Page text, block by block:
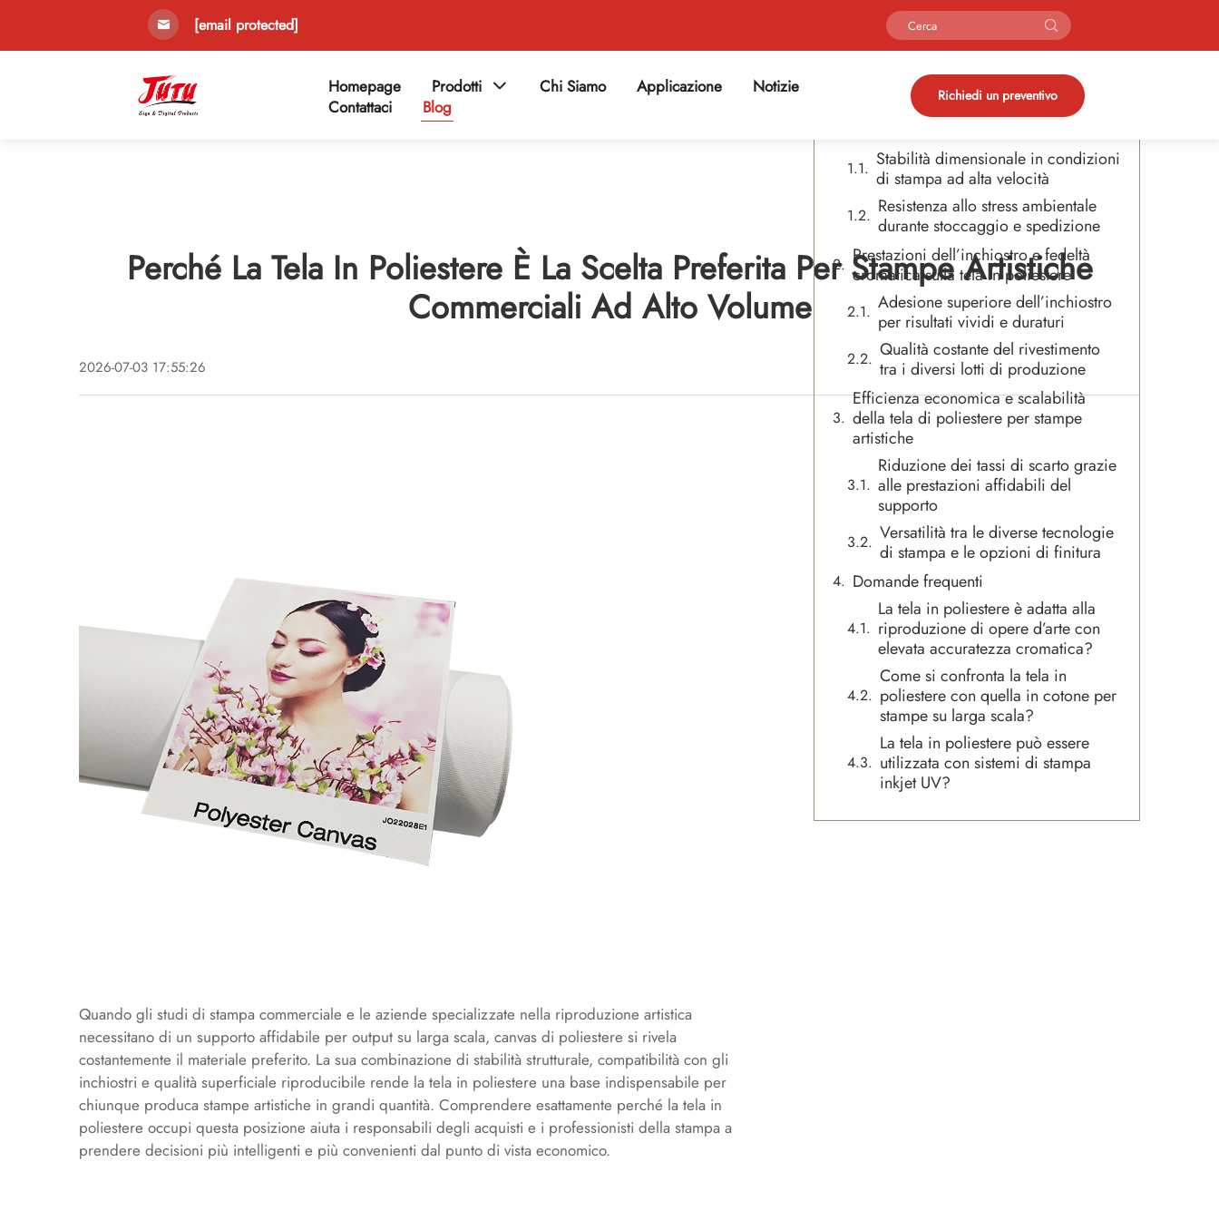
[email protected]
Homepage Prodotti Chi Siamo Applicazione
Notizie
Contattaci
Blog
Richiedi un preventivo
Perché La Tela In Poliestere È La Scelta Preferita Per Stampe Artistiche
Commerciali Ad Alto Volume
2026-07-03 17:55:26
Quando gli studi di stampa commerciale e le aziende specializzate nella riproduzione artistica
necessitano di un supporto affidabile per output su larga scala, canvas di poliestere si rivela
costantemente il materiale preferito. La sua combinazione di stabilità strutturale, compatibilità con gli
inchiostri e qualità superficiale riproducibile rende la tela in poliestere una base indispensabile per
chiunque produca stampe artistiche in grandi quantità. Comprendere esattamente perché la tela in
poliestere occupi questa posizione aiuta i responsabili degli acquisti e i professionisti della stampa a
prendere decisioni più intelligenti e più convenienti dal punto di vista economico.
Sommario
I vantaggi strutturali della tela in
poliestere nella produzione
Stabilità dimensionale in condizioni
di stampa ad alta velocità
Resistenza allo stress ambientale
durante stoccaggio e spedizione
Prestazioni dell’inchiostro e fedeltà
cromatica sulla tela in poliestere
Adesione superiore dell’inchiostro
per risultati vividi e duraturi
Qualità costante del rivestimento
tra i diversi lotti di produzione
Efficienza economica e scalabilità
della tela di poliestere per stampe
artistiche
Riduzione dei tassi di scarto grazie
alle prestazioni affidabili del
supporto
Versatilità tra le diverse tecnologie
di stampa e le opzioni di finitura
Domande frequenti
La tela in poliestere è adatta alla
riproduzione di opere d’arte con
elevata accuratezza cromatica?
Come si confronta la tela in
poliestere con quella in cotone per
stampe su larga scala?
La tela in poliestere può essere
utilizzata con sistemi di stampa
inkjet UV?